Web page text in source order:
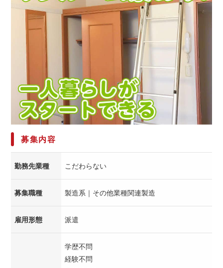
募集内容
勤務先業種 こだわらない
募集職種 製造系｜その他業種関連製造
雇用形態 派遣
学歴不問
経験不問